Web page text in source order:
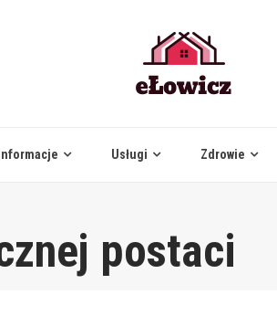
Informacje Usługi Zdrowie
postaci